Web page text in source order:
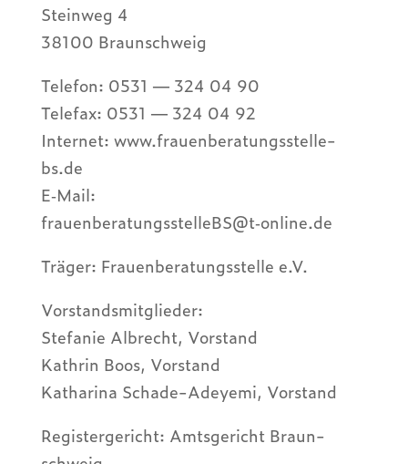
Stein­weg 4
38100 Braun­schweig
Tele­fon: 0531 — 324 04 90
Tele­fax: 0531 — 324 04 92
Inter­net: www.frauenberatungsstelle-
bs.de
E‑Mail:
frauenberatungsstelleBS@t‑online.de
Träger: Frau­en­be­ra­tungs­stelle e.V.
Vorstands­mit­glie­der:
Stefa­nie Albrecht, Vorstand
Kath­rin Boos, Vorstand
Katha­rina Schade-Adey­emi, Vorstand
Regis­ter­ge­richt: Amts­ge­richt Braun­